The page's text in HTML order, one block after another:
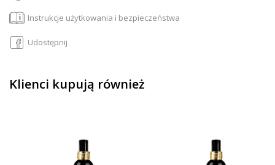
Instrukcje użytkowania i bezpieczeństwa
Udostępnij
Klienci kupują również